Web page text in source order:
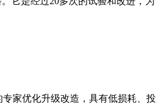
家优化升级改造，具有低损耗、投